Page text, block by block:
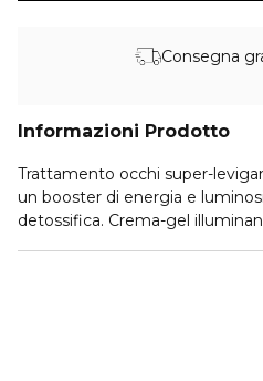
Consegna
Informazioni Prodotto
Trattamento occhi super-
un booster di energia e
detossifica. Crema-gel